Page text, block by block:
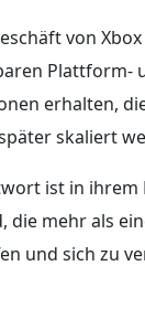
von
Plattform-
erhalten,
skaliert
ist in
mehr als
und sich zu